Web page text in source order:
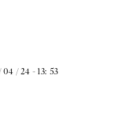
04 / 24 - 13: 53